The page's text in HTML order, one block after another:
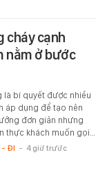
cháy cạnh
nằm ở bước
là bí quyết được nhiều
áp dụng để tạo nên
đơn giản nhưng
thực khách muốn gọi…
- ĐI - 4 giờ trước